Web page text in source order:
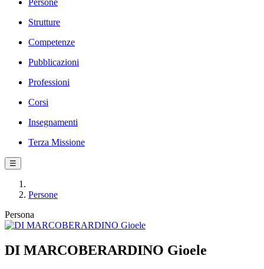
Persone
Strutture
Competenze
Pubblicazioni
Professioni
Corsi
Insegnamenti
Terza Missione
☰
Persone
Persona
DI MARCOBERARDINO Gioele